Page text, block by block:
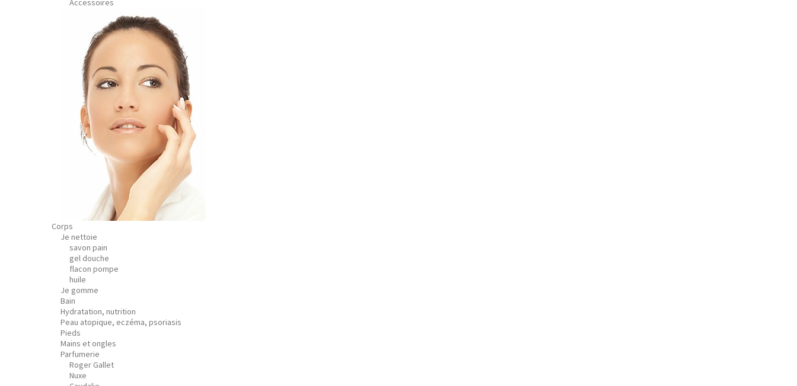
Accessoires
Corps
Je nettoie
savon pain
gel douche
flacon pompe
huile
Je gomme
Bain
Hydratation, nutrition
Peau atopique, eczéma, psoriasis
Pieds
Mains et ongles
Parfumerie
Roger Gallet
Nuxe